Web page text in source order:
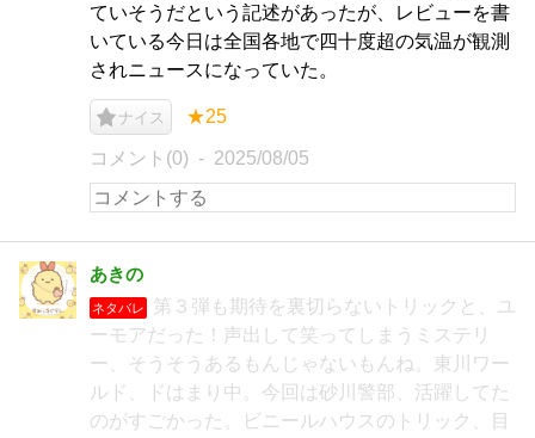
ていそうだという記述があったが、レビューを書
いている今日は全国各地で四十度超の気温が観測
されニュースになっていた。
ナイス ★25
コメント(0) 2025/08/05
あきの
ネタバレ
第３弾も期待を裏切らないトリックと、ユ
ーモアだった！声出して笑ってしまうミステリ
ー、そうそうあるもんじゃないもんね。東川ワー
ルド、ドはまり中。今回は砂川警部、活躍してた
のがすごかった。ビニールハウスのトリック、目